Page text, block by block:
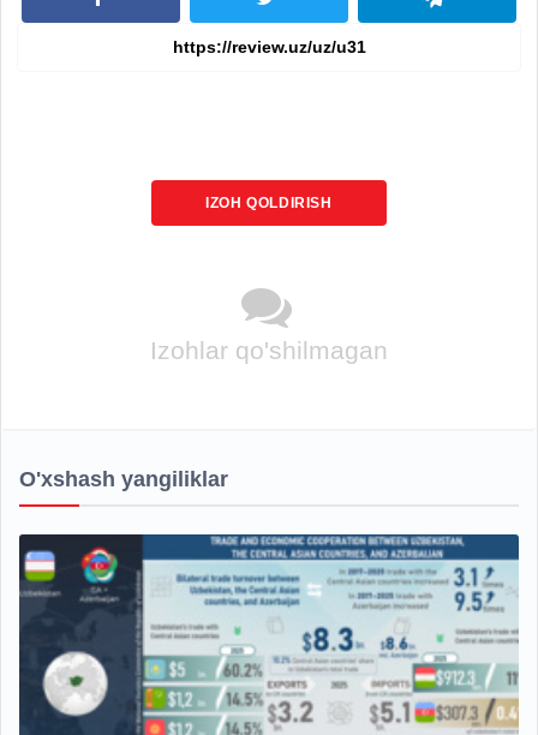
IZOH QOLDIRISH
Izohlar qo'shilmagan
O'xshash yangiliklar